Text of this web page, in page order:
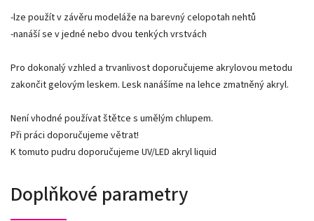
-lze použít v závěru modeláže na barevný celopotah nehtů
-nanáší se v jedné nebo dvou tenkých vrstvách
Pro dokonalý vzhled a trvanlivost doporučujeme akrylovou metodu
zakončit gelovým leskem. Lesk nanášíme na lehce zmatněný akryl.
Není vhodné používat štětce s umělým chlupem.
Při práci doporučujeme větrat!
K tomuto pudru doporučujeme UV/LED akryl liquid
Doplňkové parametry